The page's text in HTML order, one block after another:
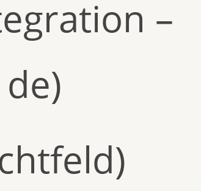
–